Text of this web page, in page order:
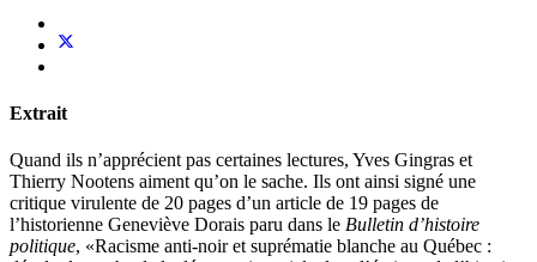
Extrait
Quand ils n’apprécient pas certaines lectures, Yves Gingras et
Thierry Nootens aiment qu’on le sache. Ils ont ainsi signé une
critique virulente de 20 pages d’un article de 19 pages de
l’historienne Geneviève Dorais paru dans le Bulletin d’histoire
politique, «Racisme anti-noir et suprématie blanche au Québec :